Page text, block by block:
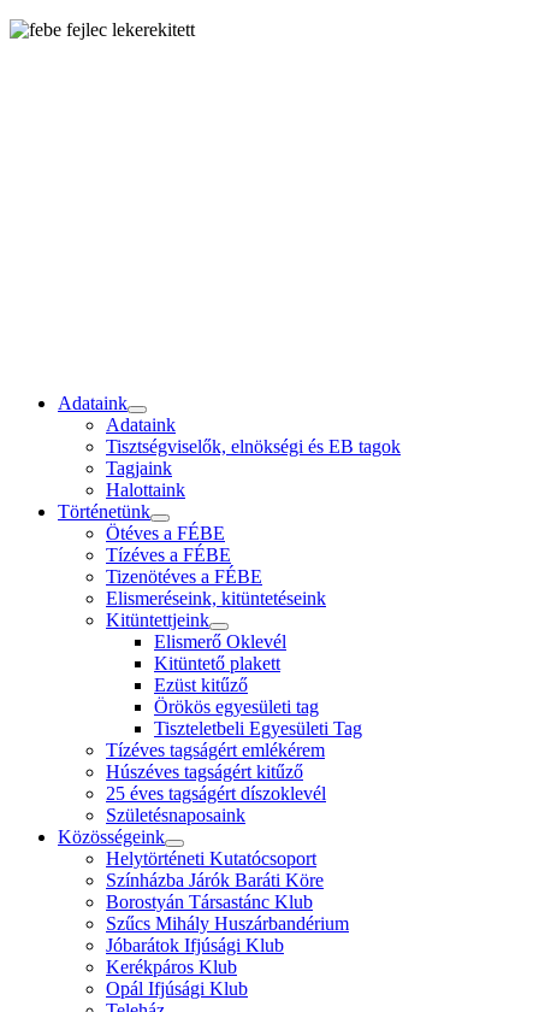
Adataink
Adataink
Tisztségviselők, elnökségi és EB tagok
Tagjaink
Halottaink
Történetünk
Ötéves a FÉBE
Tízéves a FÉBE
Tizenötéves a FÉBE
Elismeréseink, kitüntetéseink
Kitüntettjeink
Elismerő Oklevél
Kitüntető plakett
Ezüst kitűző
Örökös egyesületi tag
Tiszteletbeli Egyesületi Tag
Tízéves tagságért emlékérem
Húszéves tagságért kitűző
25 éves tagságért díszoklevél
Születésnaposaink
Közösségeink
Helytörténeti Kutatócsoport
Színházba Járók Baráti Köre
Borostyán Társastánc Klub
Szűcs Mihály Huszárbandérium
Jóbarátok Ifjúsági Klub
Kerékpáros Klub
Opál Ifjúsági Klub